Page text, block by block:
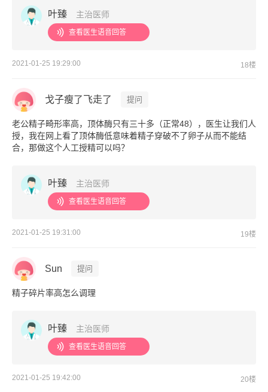
叶臻 主治医师
查看医生语音回答
2021-01-25 19:29:00 18楼
戈子瘦了飞走了 提问
老公精子畸形率高，顶体酶只有三十多（正常48），医生让我们人
授，我在网上看了顶体酶低意味着精子穿破不了卵子从而不能结
合，那做这个人工授精可以吗？
叶臻 主治医师
查看医生语音回答
2021-01-25 19:31:00 19楼
Sun 提问
精子碎片率高怎么调理
叶臻 主治医师
查看医生语音回答
2021-01-25 19:42:00 20楼